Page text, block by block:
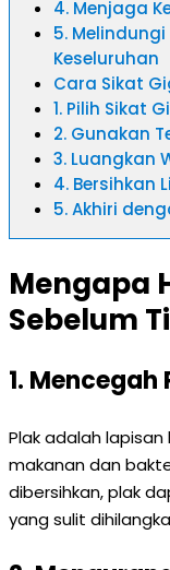
4. Menjaga
5.
Keseluruhan
Cara Sikat
1. Pilih Sikat
2. Gunakan
3. Luangkan
4. Bersihkan
5. Akhiri
Mengapa
Sebelum
1.
Plak adalah
makanan dan
dibersihkan, plak
yang sulit